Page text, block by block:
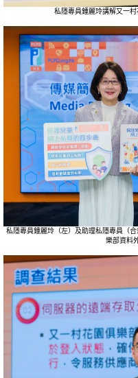
私隱專員鍾麗玲講解又一
私隱專員鍾麗玲（左）及助理私隱專員（
樂部資料